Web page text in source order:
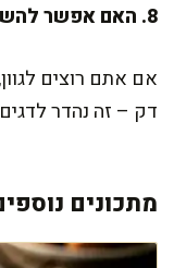
8. האם אפשר להשתמש בתיבולים נוספים?
אם אתם רוצים
דק – זה נהדר
מתכונים